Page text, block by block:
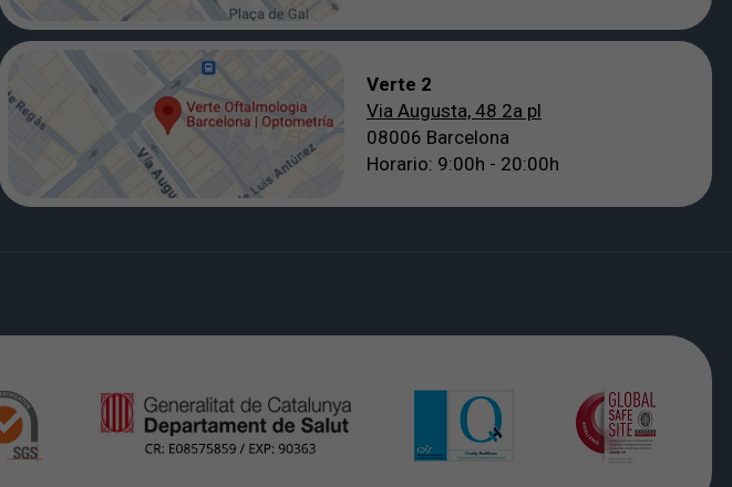
Verte 2
Via Augusta, 48 2a pl
08006 Barcelona
Horario: 9:00h - 20:00h